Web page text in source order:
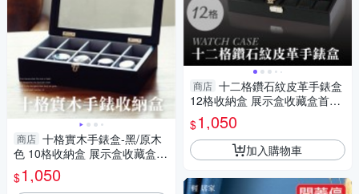
商店 十格實木手錶盒-黑/原木
色 10格收納盒 展示盒收藏盒
首飾品盒 手錶收納-輕居家202
0
$1,050
商店 十二格鑽石紋皮革手錶盒
12格收納盒 展示盒收藏盒首飾
品盒項鍊珠寶盒 手錶收納盒-輕
居家2036
$1,050
加入購物車